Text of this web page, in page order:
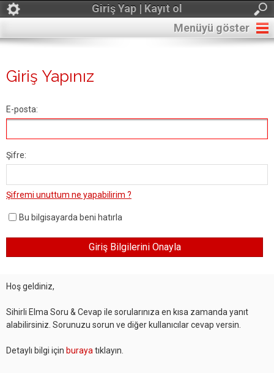
Giriş Yap | Kayıt ol
Menüyü göster
Giriş Yapınız
E-posta:
Şifre:
Şifremi unuttum ne yapabilirim ?
Bu bilgisayarda beni hatırla
Hoş geldiniz,
Sihirli Elma Soru & Cevap ile sorularınıza en kısa zamanda yanıt
alabilirsiniz. Sorunuzu sorun ve diğer kullanıcılar cevap versin.
Detaylı bilgi için buraya tıklayın.